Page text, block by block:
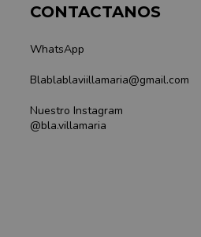
CONTACTANOS
WhatsApp
Blablablaviillamaria@gmail.com
Nuestro Instagram
@bla.villamaria